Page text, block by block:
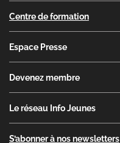
Centre de formation
Espace Presse
Devenez membre
Le réseau Info Jeunes
S’abonner à nos newsletters